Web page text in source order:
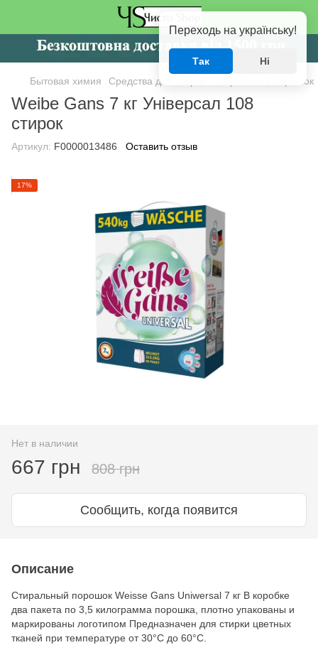
Бытовая химия Средства для стирки Стиральный порошок
Weibe Gans 7 кг Універсал 108
стирок
Артикул: F0000013486 Оставить отзыв
17%
Нет в наличии
667 грн 808 грн
Сообщить, когда появится
Описание
Стиральный порошок Weisse Gans Uniwersal 7 кг В коробке
два пакета по 3,5 килограмма порошка, плотно упакованы и
маркированы логотипом Предназначен для стирки цветных
тканей при температуре от 30°С до 60°С.
Переходь на українську!
Так Ні